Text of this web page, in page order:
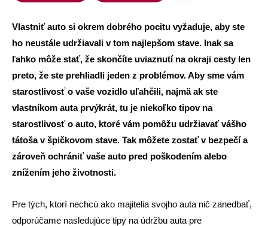
Vlastniť auto si okrem dobrého pocitu vyžaduje, aby ste
ho neustále udržiavali v tom najlepšom stave. Inak sa
ľahko môže stať, že skončíte uviaznutí na okraji cesty len
preto, že ste prehliadli jeden z problémov. Aby sme vám
starostlivosť o vaše vozidlo uľahčili, najmä ak ste
vlastníkom auta prvýkrát, tu je niekoľko tipov na
starostlivosť o auto, ktoré vám pomôžu udržiavať vášho
tátoša v špičkovom stave. Tak môžete zostať v bezpečí a
zároveň ochrániť vaše auto pred poškodením alebo
znížením jeho životnosti.
Pre tých, ktorí nechcú ako majitelia svojho auta nič zanedbať,
odporúčame nasledujúce tipy na údržbu auta pre